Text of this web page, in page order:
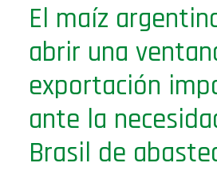
El maíz
abrir una
exportación
ante la
Brasil de